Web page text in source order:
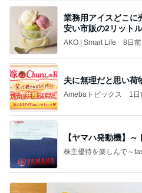
業務用アイスどこに
安い市販の2リット
トレ
AKO | Smart Life 8日前
夫に無理だと思い荷
Amebaトピックス 1日
【ヤマハ発動機】～
株主優待を楽しんで～